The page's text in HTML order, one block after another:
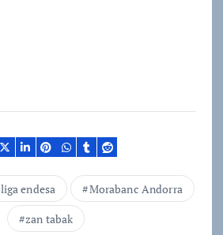
liga endesa
Morabanc Andorra
zan tabak